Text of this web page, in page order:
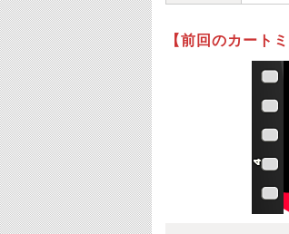
【前回のカート